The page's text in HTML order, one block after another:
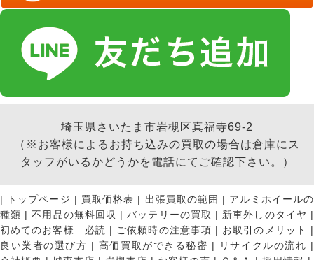
埼玉県さいたま市岩槻区真福寺69-2
（※お客様によるお持ち込みの買取の場合は倉庫にス
タッフがいるかどうかを電話にてご確認下さい。）
| トップページ | 買取価格表 | 出張買取の範囲 | アルミホイールの
種類 |不用品の無料回収 |バッテリーの買取 | 新車外しのタイヤ |
初めてのお客様 必読 | ご依頼時の注意事項 | お取引のメリット
|
良い業者の選び方 | 高価買取ができる秘密 | リサイクルの流れ |